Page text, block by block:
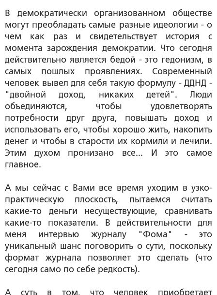
В демократически организованном обществе
могут преобладать самые разные идеологии - о
чем как раз и свидетельствует история с
момента зарождения демократии. Что сегодня
действительно является бедой - это гедонизм, в
самых пошлых проявлениях. Современный
человек вывел для себя такую формулу - ДДНД -
"двойной доход, никаких детей". Люди
объединяются, чтобы удовлетворять
потребности друг друга, повышать доход и
использовать его, чтобы хорошо жить, накопить
денег и чтобы в старости их кормили и лечили.
Этим духом пронизано все... И это самое
главное.
А мы сейчас с Вами все время уходим в узко-
практическую плоскость, пытаемся считать
какие-то деньги несуществующие, сравнивать
какие-то показатели. В действительности для
меня интервью журналу "Фома" - это
уникальный шанс поговорить о сути, поскольку
формат журнала позволяет это сделать (что
сегодня само по себе редкость).
А суть в том, что человек приобретает